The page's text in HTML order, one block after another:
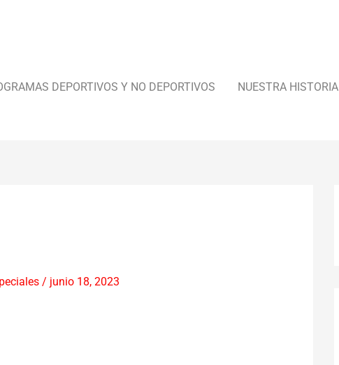
DEPORTIVOS Y NO DEPORTIVOS NUESTRA HISTORIA
/ junio 18, 2023